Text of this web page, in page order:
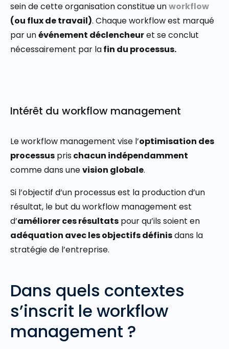
sein de cette organisation constitue unworkflow
(ou flux de travail). Chaque workflow est marqué
par unévénement déclencheuret se conclut
nécessairement par lafin du processus.
Intérêt du workflow management
Le workflow management vise l’optimisation des
processus prischacun indépendamment
comme dans unevision globale.
Si l’objectif d’un processus est la production d’un
résultat, le but du workflow management est
d’améliorer ces résultats pour qu’ils soient en
adéquation avec les objectifs définisdans la
stratégie de l’entreprise.
Dans quels contextes
s’inscrit le workflow
management ?